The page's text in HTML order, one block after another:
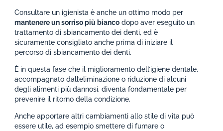
Consultare un igienista è anche un ottimo modo per
mantenere un sorriso più bianco dopo aver eseguito un
trattamento di sbiancamento dei denti, ed è
sicuramente consigliato anche prima di iniziare il
percorso di sbiancamento dei denti.
È in questa fase che il miglioramento dell’igiene dentale,
accompagnato dall’eliminazione o riduzione di alcuni
degli alimenti più dannosi, diventa fondamentale per
prevenire il ritorno della condizione.
Anche apportare altri cambiamenti allo stile di vita può
essere utile, ad esempio smettere di fumare o